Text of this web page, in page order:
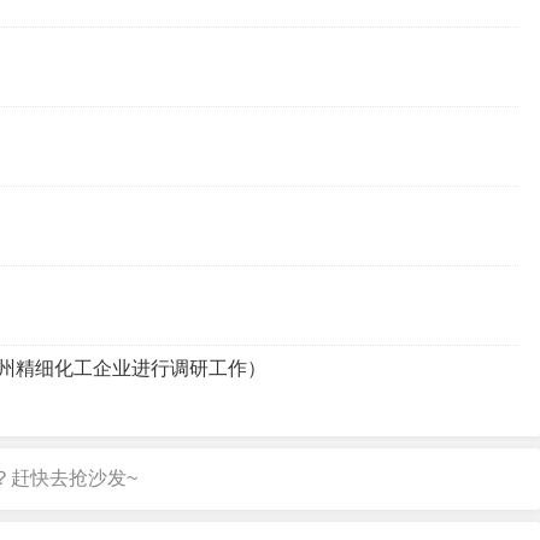
细化工企业进行调研工作）